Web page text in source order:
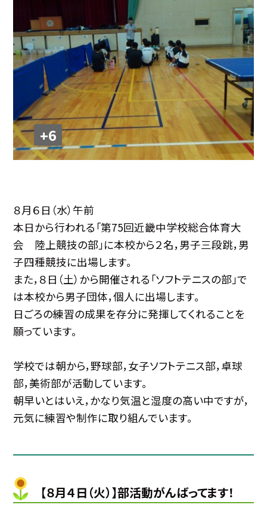
+6
８月６日（水）午前
本日から行われる「第75回近畿中学校総合体育大
会 陸上競技の部」に本校から２名，男子三段跳，男
子四種競技に出場します。
また，８日（土）から開催される「ソフトテニスの部」で
は本校から男子団体，個人に出場します。
日ごろの練習の成果を存分に発揮してくれることを
願っています。
学校では朝から，野球部，女子ソフトテニス部，卓球
部，美術部が活動しています。
朝早いとはいえ，かなり気温と湿度の高い中ですが，
元気に練習や制作に取り組んでいます。
【８月４日（火）】部活動がんばってます！